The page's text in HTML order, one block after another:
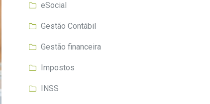
eSocial
Gestão Contábil
Gestão financeira
Impostos
INSS